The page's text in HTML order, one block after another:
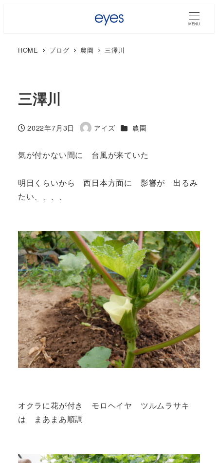
MENU
HOME ブログ 農園 三澤川
三澤川
投稿日
2022年7月3日
著
アイズ カテゴリー
農園
気が付かない間に 台風が来ていた
明日くらいから 西日本方面に 影響が 出るみ
たい、、、、
オクラに花が付き モロヘイヤ ツルムラサキ
は まあまあ順調